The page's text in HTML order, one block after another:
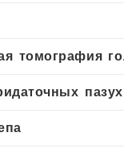
томография